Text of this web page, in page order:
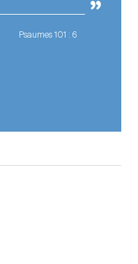
Psaumes 101 : 6